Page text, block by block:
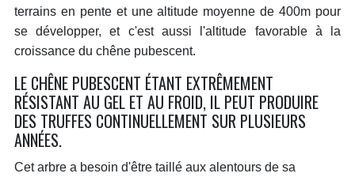
terrains en pente et une altitude moyenne de 400m pour
se développer, et c'est aussi l'altitude favorable à la
croissance du chêne pubescent.
LE CHÊNE PUBESCENT ÉTANT EXTRÊMEMENT
RÉSISTANT AU GEL ET AU FROID, IL PEUT PRODUIRE
DES TRUFFES CONTINUELLEMENT SUR PLUSIEURS
ANNÉES.
Cet arbre a besoin d'être taillé aux alentours de sa